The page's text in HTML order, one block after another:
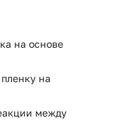
на основе
на
между